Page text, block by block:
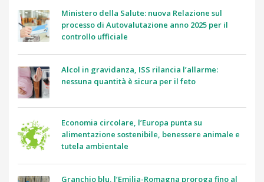
Ministero della Salute: nuova Relazione sul
processo di Autovalutazione anno 2025 per il
controllo ufficiale
Alcol in gravidanza, ISS rilancia l’allarme:
nessuna quantità è sicura per il feto
Economia circolare, l’Europa punta su
alimentazione sostenibile, benessere animale e
tutela ambientale
Granchio blu, l’Emilia-Romagna proroga fino al